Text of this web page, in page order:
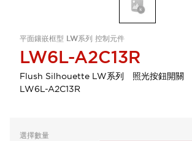
平面鑲嵌框型 LW系列 控制元件
LW6L-A2C13R
Flush Silhouette LW系列 照光按鈕開
LW6L-A2C13R
選擇數量